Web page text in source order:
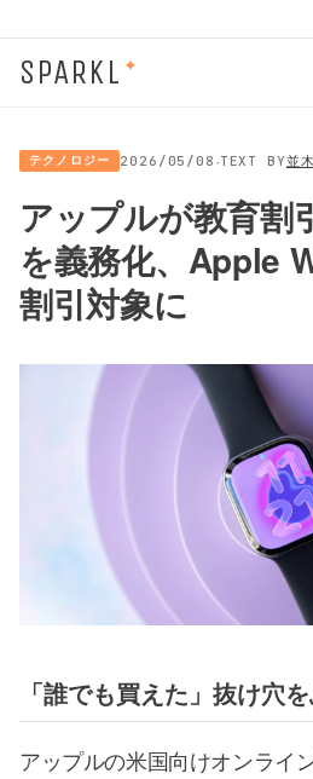
SPARKL ✦
テクノロジー 2026/05/08 ·TEXT BY並
アップルが教育割
を義務化、Apple
割引対象に
「誰でも買えた」抜け穴
アップルの米国向けオンライ